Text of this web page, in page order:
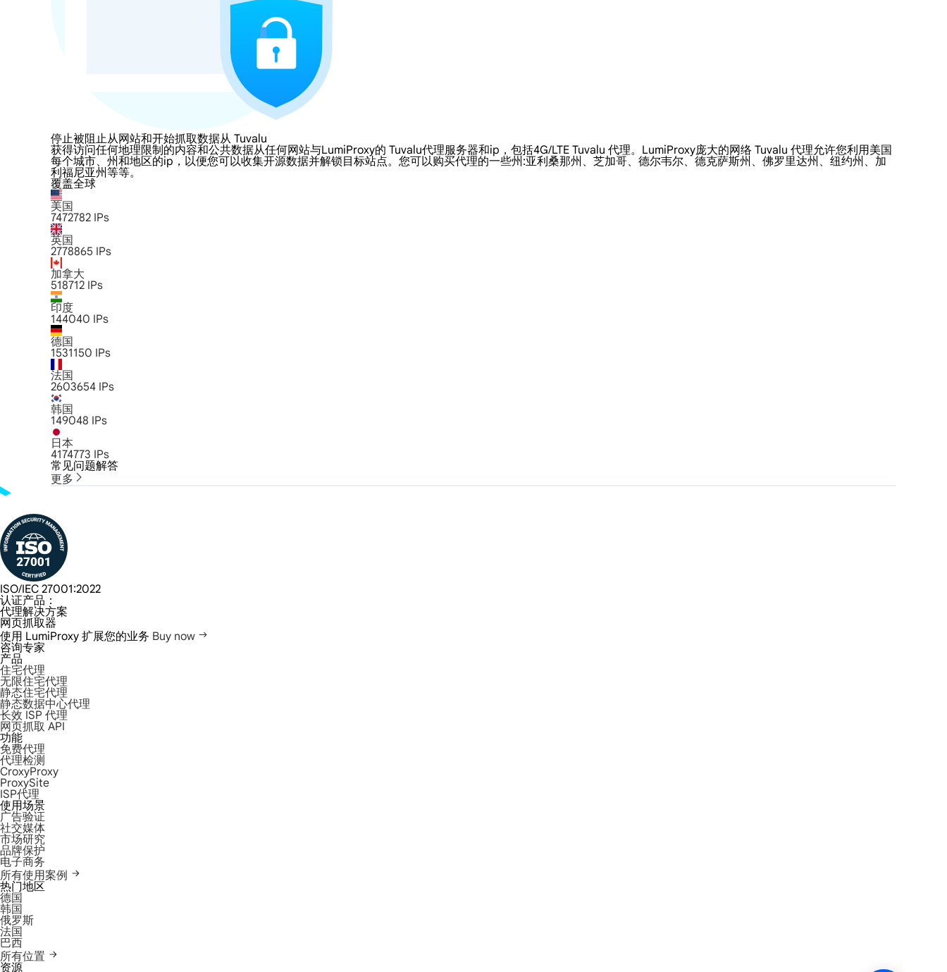
停止被阻止从网站和开始抓取数据从 Tuvalu
获得访问任何地理限制的内容和公共数据从任何网站与LumiProxy的 Tuvalu代理服务器和ip，包括4G/LTE Tuvalu 代理。LumiProxy庞大的网络 Tuvalu 代理允许您利用美国
每个城市、州和地区的ip，以便您可以收集开源数据并解锁目标站点。您可以购买代理的一些州:亚利桑那州、芝加哥、德尔韦尔、德克萨斯州、佛罗里达州、纽约州、加
利福尼亚州等等。
覆盖全球
美国
7472782 IPs
英国
2778865 IPs
加拿大
518712 IPs
印度
144040 IPs
德国
1531150 IPs
法国
2603654 IPs
韩国
149048 IPs
日本
4174773 IPs
常见问题解答
更多
ISO/IEC 27001:2022
认证产品：
代理解决方案
网页抓取器
使用 LumiProxy 扩展您的业务 Buy now
咨询专家
产品
住宅代理
无限住宅代理
静态住宅代理
静态数据中心代理
长效 ISP 代理
网页抓取 API
功能
免费代理
代理检测
CroxyProxy
ProxySite
ISP代理
使用场景
广告验证
社交媒体
市场研究
品牌保护
电子商务
所有使用案例
热门地区
德国
韩国
俄罗斯
法国
巴西
所有位置
资源